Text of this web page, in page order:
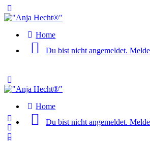
Side
Home
Du bist nicht angemeldet.
Side
Home
Du bist nicht angemeldet.